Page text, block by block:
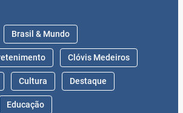
Brasil & Mundo
Clóvis Medeiros
Cultura Destaque
Educação